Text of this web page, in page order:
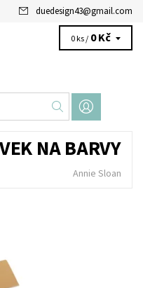
duedesign43@gmail.com
0 ks / 0 Kč
NA BARVY
Annie Sloan